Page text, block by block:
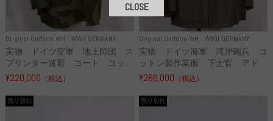
Original Uniform WH WWII GERMANY
実物 ドイツ空軍 地上師団 ス
プリンター迷彩 コート コッ...
¥220,000 （税込）
Original Uniform WH WWII GERMANY
実物 ドイツ海軍 湾岸砲兵 コ
ットン製作業服 下士官 アド...
¥286,000 （税込）
売り切れ 売り切れ
CLOSE